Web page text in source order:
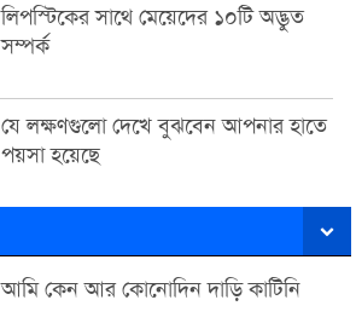
লিপস্টিকের সাথে মেয়েদের ১০টি অদ্ভুত
সম্পর্ক
যে লক্ষণগুলো দেখে বুঝবেন আপনার হাতে
পয়সা হয়েছে
আমি কেন আর কোনোদিন দাড়ি কাটিনি